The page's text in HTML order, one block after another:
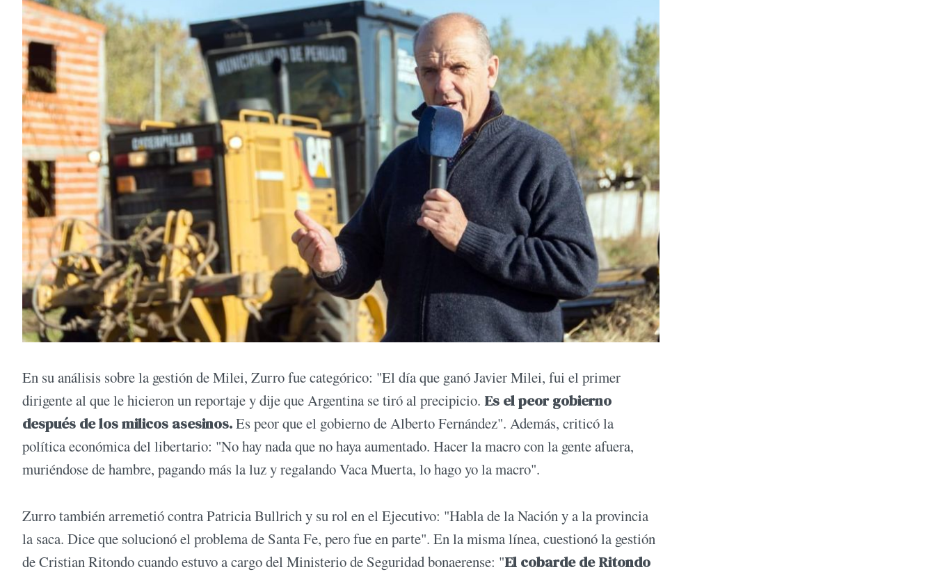
En su análisis sobre la gestión de Milei, Zurro fue categórico: "El día que ganó Javier Milei, fui el primer
dirigente al que le hicieron un reportaje y dije que Argentina se tiró al precipicio. Es el peor gobierno
después de los milicos asesinos.Es peor que el gobierno de Alberto Fernández". Además, criticó la
política económica del libertario: "No hay nada que no haya aumentado. Hacer la macro con la gente afuera,
muriéndose de hambre, pagando más la luz y regalando Vaca Muerta, lo hago yo la macro".
Zurro también arremetió contra Patricia Bullrich y su rol en el Ejecutivo: "Habla de la Nación y a la provincia
la saca. Dice que solucionó el problema de Santa Fe, pero fue en parte". En la misma línea, cuestionó la gestión
de Cristian Ritondo cuando estuvo a cargo del Ministerio de Seguridad bonaerense: "El cobarde de Ritondo